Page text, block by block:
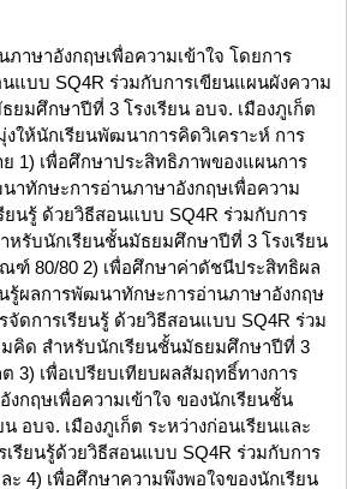
าษาอังกฤษเพื่อความเข้าใจ โดยการ
แบบ SQ4R ร่วมกับการเขียนแผนผังความ
มศึกษาปีที่ 3 โรงเรียน อบจ. เมืองภูเก็ต
งให้นักเรียนพัฒนาการคิดวิเคราะห์ การ
1) เพื่อศึกษาประสิทธิภาพของแผนการ
าทักษะการอ่านภาษาอังกฤษเพื่อความ
ยนรู้ ด้วยวิธีสอนแบบ SQ4R ร่วมกับการ
หรับนักเรียนชั้นมัธยมศึกษาปีที่ 3 โรงเรียน
ณฑ์ 80/80 2) เพื่อศึกษาค่าดัชนีประสิทธิผล
รู้ผลการพัฒนาทักษะการอ่านภาษาอังกฤษ
จัดการเรียนรู้ ด้วยวิธีสอนแบบ SQ4R ร่วม
คิด สำหรับนักเรียนชั้นมัธยมศึกษาปีที่ 3
ต 3) เพื่อเปรียบเทียบผลสัมฤทธิ์ทางการ
งกฤษเพื่อความเข้าใจ ของนักเรียนชั้น
อบจ. เมืองภูเก็ต ระหว่างก่อนเรียนและ
เรียนรู้ด้วยวิธีสอนแบบ SQ4R ร่วมกับการ
4) เพื่อศึกษาความพึงพอใจของนักเรียน